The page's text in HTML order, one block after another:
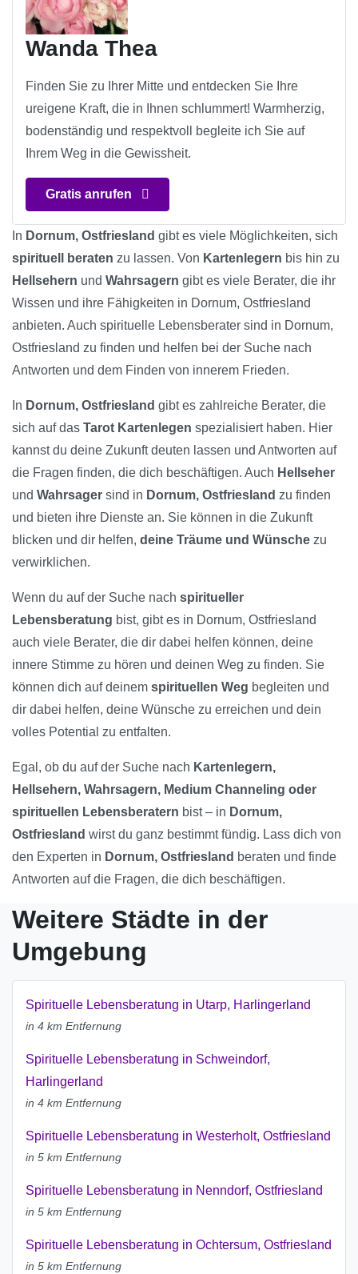
Wanda Thea
Finden Sie zu Ihrer Mitte und entdecken Sie Ihre
ureigene Kraft, die in Ihnen schlummert! Warmherzig,
bodenständig und respektvoll begleite ich Sie auf
Ihrem Weg in die Gewissheit.
Gratis anrufen
In Dornum, Ostfriesland gibt es viele Möglichkeiten, sich
spirituell beraten zu lassen. Von Kartenlegern bis hin zu
Hellsehern und Wahrsagern gibt es viele Berater, die ihr
Wissen und ihre Fähigkeiten in Dornum, Ostfriesland
anbieten. Auch spirituelle Lebensberater sind in Dornum,
Ostfriesland zu finden und helfen bei der Suche nach
Antworten und dem Finden von innerem Frieden.
In Dornum, Ostfriesland gibt es zahlreiche Berater, die
sich auf das Tarot Kartenlegen spezialisiert haben. Hier
kannst du deine Zukunft deuten lassen und Antworten auf
die Fragen finden, die dich beschäftigen. Auch Hellseher
und Wahrsager sind in Dornum, Ostfriesland zu finden
und bieten ihre Dienste an. Sie können in die Zukunft
blicken und dir helfen, deine Träume und Wünsche zu
verwirklichen.
Wenn du auf der Suche nach spiritueller
Lebensberatung bist, gibt es in Dornum, Ostfriesland
auch viele Berater, die dir dabei helfen können, deine
innere Stimme zu hören und deinen Weg zu finden. Sie
können dich auf deinem spirituellen Weg begleiten und
dir dabei helfen, deine Wünsche zu erreichen und dein
volles Potential zu entfalten.
Egal, ob du auf der Suche nach Kartenlegern,
Hellsehern, Wahrsagern, Medium Channeling oder
spirituellen Lebensberatern bist – in Dornum,
Ostfriesland wirst du ganz bestimmt fündig. Lass dich von
den Experten in Dornum, Ostfriesland beraten und finde
Antworten auf die Fragen, die dich beschäftigen.
Weitere Städte in der
Umgebung
Spirituelle Lebensberatung in Utarp, Harlingerland
in 4 km Entfernung
Spirituelle Lebensberatung in Schweindorf,
Harlingerland
in 4 km Entfernung
Spirituelle Lebensberatung in Westerholt, Ostfriesland
in 5 km Entfernung
Spirituelle Lebensberatung in Nenndorf, Ostfriesland
in 5 km Entfernung
Spirituelle Lebensberatung in Ochtersum, Ostfriesland
in 5 km Entfernung